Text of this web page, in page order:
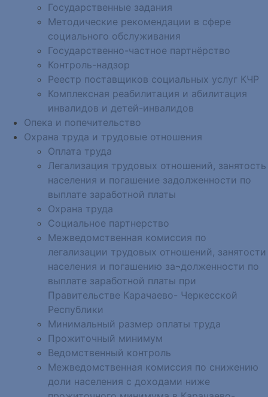
Государственные задания
Методические рекомендации в сфере
социального обслуживания
Государственно-частное партнёрство
Контроль-надзор
Реестр поставщиков социальных услуг КЧР
Комплексная реабилитация и абилитация
инвалидов и детей-инвалидов
Опека и попечительство
Охрана труда и трудовые отношения
Оплата труда
Легализация трудовых отношений, занятость
населения и погашение задолженности по
выплате заработной платы
Охрана труда
Социальное партнерство
Межведомственная комиссия по
легализации трудовых отношений, занятости
населения и погашению за¬долженности по
выплате заработной платы при
Правительстве Карачаево- Черкесской
Республики
Минимальный размер оплаты труда
Прожиточный минимум
Ведомственный контроль
Межведомственная комиссия по снижению
доли населения с доходами ниже